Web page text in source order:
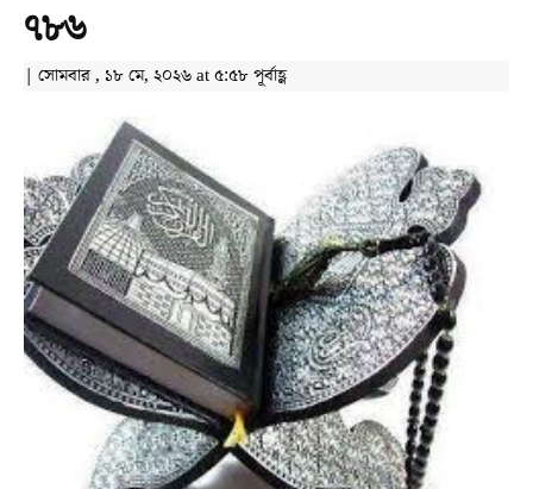
৭৮৬
| সোমবার , ১৮ মে, ২০২৬ at ৫:৫৮ পূর্বাহ্ণ